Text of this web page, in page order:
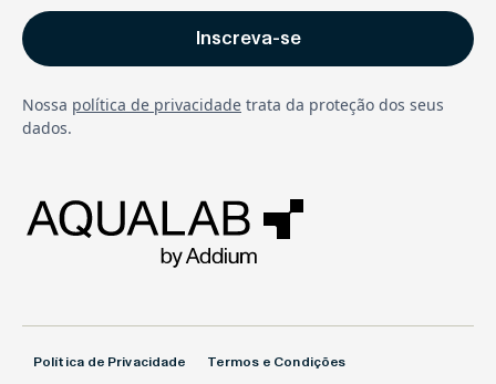
Nossa política de privacidade trata da proteção dos seus
dados.
Política de Privacidade Termos e Condições